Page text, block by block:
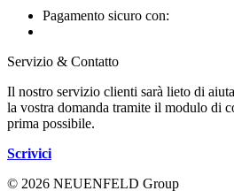
Pagamento sicuro con:
Servizio & Contatto
Il nostro servizio clienti sarà lieto di
la vostra domanda tramite il modulo di
prima possibile.
Scrivici
© 2026 NEUENFELD Group